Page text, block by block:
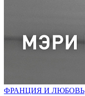
ФРАНЦИЯ И ЛЮБОВЬ